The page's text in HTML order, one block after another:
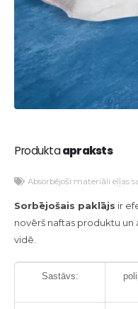
Produktaapraksts
Absorbējoši materiāli eļļas
Sorbējošais paklājs ir
novērš naftas produktu
vidē.
Sastāvs: